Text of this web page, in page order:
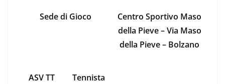
Sede di Gioco
Centro Sportivo Maso
della Pieve – Via Maso
della Pieve – Bolzano
ASV TT
Tennista